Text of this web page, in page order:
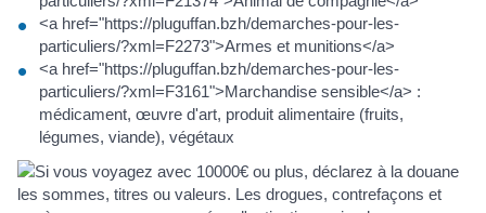
<a href="https://pluguffan.bzh/demarches-pour-les-
particuliers/?xml=F2273">Armes et munitions</a>
<a href="https://pluguffan.bzh/demarches-pour-les-
particuliers/?xml=F3161">Marchandise sensible</a> :
médicament, œuvre d'art, produit alimentaire (fruits,
légumes, viande), végétaux